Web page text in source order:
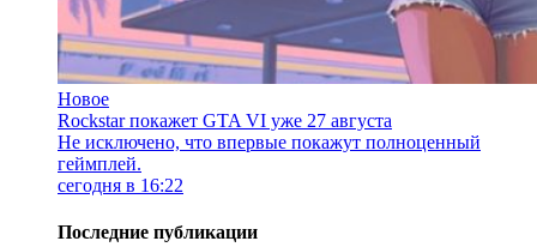
Новое
Rockstar покажет GTA VI уже 27 августа
Не исключено, что впервые покажут полноценный
геймплей.
сегодня в 16:22
Последние публикации